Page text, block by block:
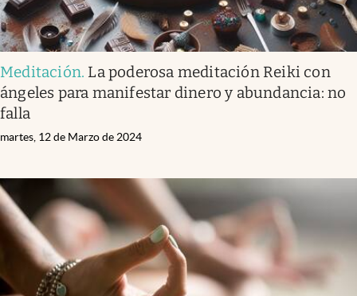
Meditación. La poderosa meditación Reiki con
ángeles para manifestar dinero y abundancia: no
falla
martes, 12 de Marzo de 2024